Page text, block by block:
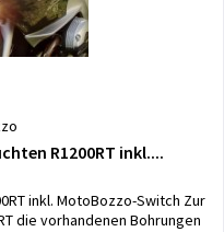
R1200RT inkl....
inkl. MotoBozzo-Switch Zur
die vorhandenen Bohrungen